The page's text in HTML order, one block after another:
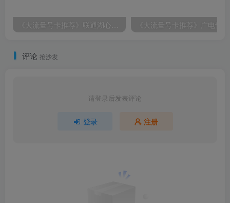
评论 抢沙发
请登录后发表评论
登录 注册